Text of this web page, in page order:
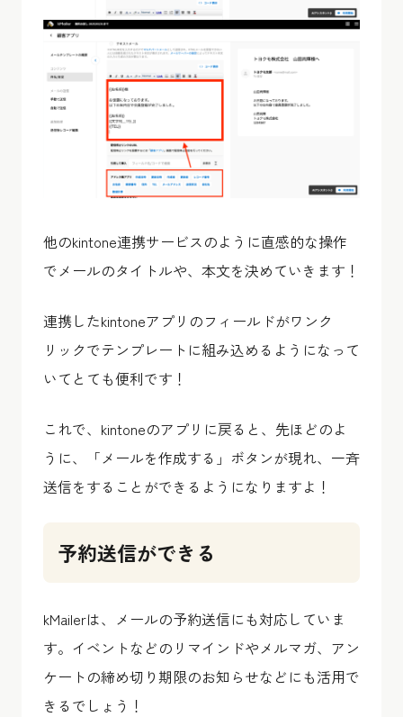
他のkintone連携サービスのように直感的な操作
でメールのタイトルや、本文を決めていきます！
連携したkintoneアプリのフィールドがワンク
リックでテンプレートに組み込めるようになって
いてとても便利です！
これで、kintoneのアプリに戻ると、先ほどのよ
うに、「メールを作成する」ボタンが現れ、一斉
送信をすることができるようになりますよ！
予約送信ができる
kMailerは、メールの予約送信にも対応していま
す。イベントなどのリマインドやメルマガ、アン
ケートの締め切り期限のお知らせなどにも活用で
きるでしょう！